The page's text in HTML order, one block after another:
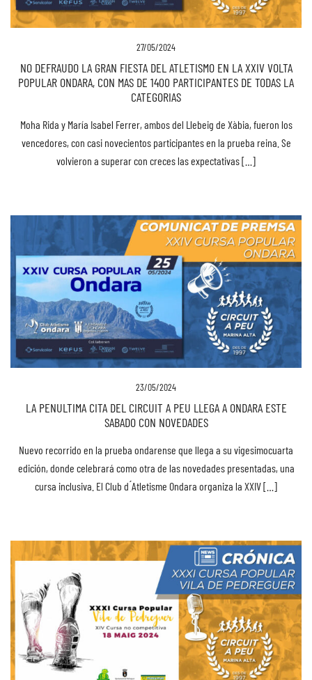
27/05/2024
NO DEFRAUDO LA GRAN FIESTA DEL ATLETISMO EN LA XXIV VOLTA
POPULAR ONDARA, CON MAS DE 1400 PARTICIPANTES DE TODAS LA
CATEGORIAS
Moha Rida y María Isabel Ferrer, ambos del Llebeig de Xàbia, fueron los
vencedores, con casi novecientos participantes en la prueba reina. Se
volvieron a superar con creces las expectativas […]
23/05/2024
LA PENULTIMA CITA DEL CIRCUIT A PEU LLEGA A ONDARA ESTE
SABADO CON NOVEDADES
Nuevo recorrido en la prueba ondarense que llega a su vigesimocuarta
edición, donde celebrará como otra de las novedades presentadas, una
cursa inclusiva. El Club d ́Atletisme Ondara organiza la XXIV […]